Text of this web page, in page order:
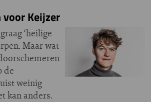
Keijzer
‘heilige
Maar wat
de
weinig
kan anders.